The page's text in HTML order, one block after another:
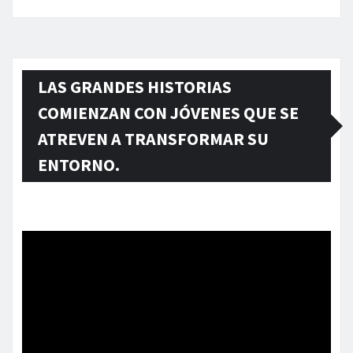
LAS GRANDES HISTORIAS
COMIENZAN CON JÓVENES QUE SE
ATREVEN A TRANSFORMAR SU
ENTORNO.